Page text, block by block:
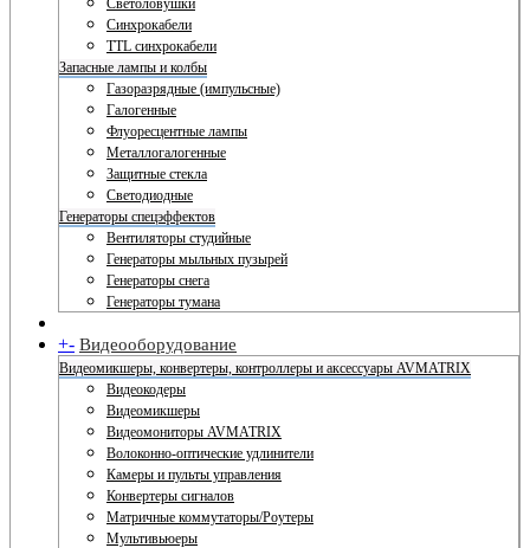
Светоловушки
Синхрокабели
TTL синхрокабели
Запасные лампы и колбы
Газоразрядные (импульсные)
Галогенные
Флуоресцентные лампы
Металлогалогенные
Защитные стекла
Светодиодные
Генераторы спецэффектов
Вентиляторы студийные
Генераторы мыльных пузырей
Генераторы снега
Генераторы тумана
+- Видеооборудование
Видеомикшеры, конвертеры, контроллеры и аксессуары AVMATRIX
Видеокодеры
Видеомикшеры
Видеомониторы AVMATRIX
Волоконно-оптические удлинители
Камеры и пульты управления
Конвертеры сигналов
Матричные коммутаторы/Роутеры
Мультивьюеры